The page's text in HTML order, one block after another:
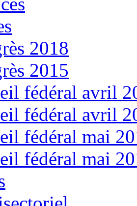
2018
2015
fédéral avril
fédéral avril
fédéral mai
fédéral mai